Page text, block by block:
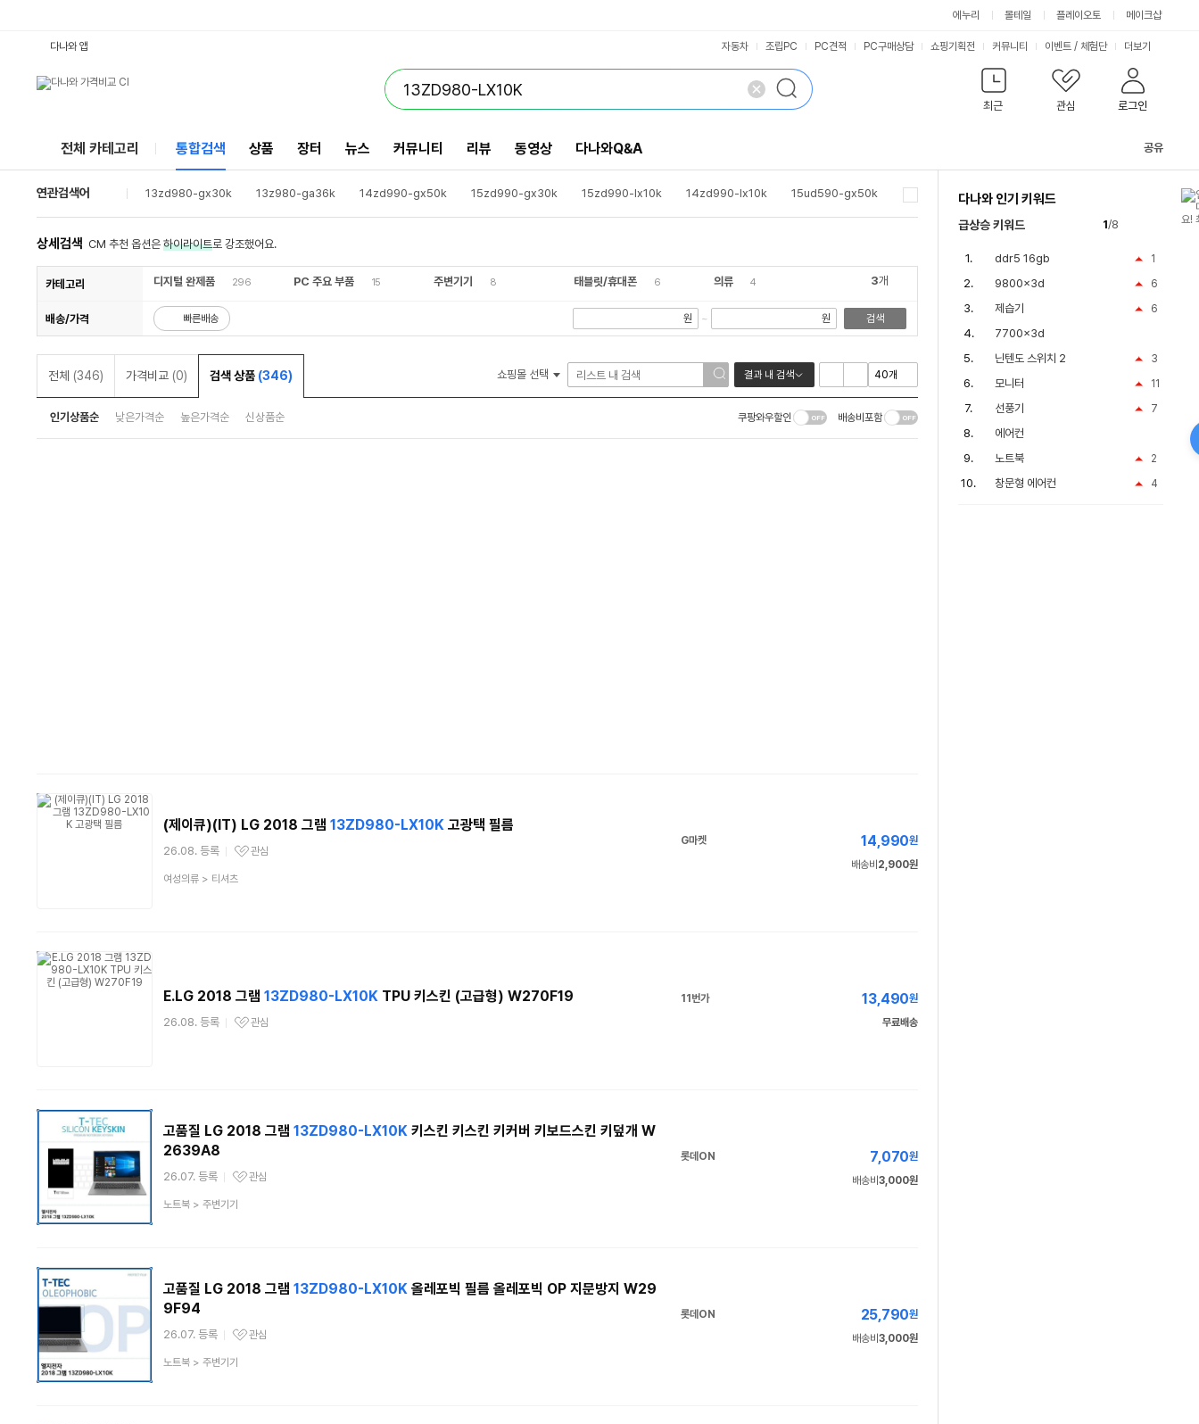
에누리 몰테일 플레이오토 메이크샵
최근 관심 로그인
다나와 앱 자동차 조립PC PC견적 PC구매상담 쇼핑기획전 커뮤니티 이벤트 / 체험단 더보기
전체 카테고리 통합검색 상품 장터 뉴스 커뮤니티 리뷰 동영상 다나와Q&A 공유
연관검색어 13zd980-gx30k 13z980-ga36k 14zd990-gx50k 15zd990-gx30k 15zd990-lx10k 14zd990-lx10k
15ud590-gx50k
15u490-ga56k
13zd980-gx50k 15z990-ga36k 17z990-va56k 14td990-gx50k dm500s9a-a24ba
nt550ebe-k24
15zd990-vx50k
14z990-ga50k
상세검색 CM 추천 옵션은 하이라이트로 강조했어요.
카테고리 디지털 완제품 296 PC 주요 부품 15 주변기기 8 태블릿/휴대폰 6 의류 4 3개
배송/가격 빠른배송 원 ~ 원 검색
전체 (346) 가격비교 (0) 검색 상품 (346) 쇼핑몰 선택 결과 내 검색
인기상품순 낮은가격순 높은가격순 신상품순 쿠팡와우할인 배송비포함
(제이큐)(IT) LG 2018 그램 13ZD980-LX10K고광택 필름
26.08. 등록
관심상품
관심
상
여성의류> 티셔츠
G마켓 14,990원
배송비 2,900원
E.LG 2018 그램 13ZD980-LX10KTPU 키스킨 (고급형) W270F19
26.08. 등록
관심상품
관심
11번가 13,490원
무료배송
고품질 LG 2018 그램 13ZD980-LX10K키스킨 키스킨 키커버 키보드스킨 키덮개 W
2639A8
26.07. 등록
관심상품
관심
상
노트북> 주변기기
롯데ON 7,070원
배송비 3,000원
고품질 LG 2018 그램 13ZD980-LX10K올레포빅 필름 올레포빅 OP 지문방지 W29
9F94
26.07. 등록
관심상품
관심
상
노트북> 주변기기
롯데ON 25,790원
배송비 3,000원
다나와 인기 키워드
급상승 키워드 1/8
1
ddr5 16gb
6
9800x3d
6
제습기
7700x3d
3
닌텐도 스위치 2
11
모니터
7
선풍기
에어컨
2
노트북
4
창문형 에어컨